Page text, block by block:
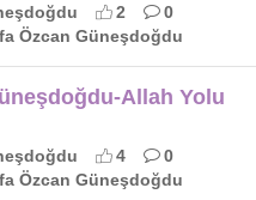
2
0
Özcan Güneşdoğdu
Allah Yolu
4
0
Özcan Güneşdoğdu